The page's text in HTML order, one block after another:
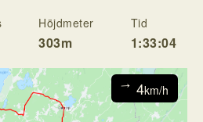
Höjdmeter
303m
Tid
1:33:04
4km/h
↓